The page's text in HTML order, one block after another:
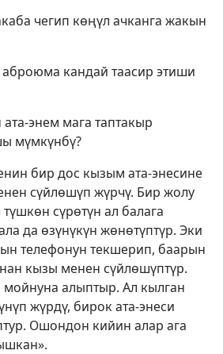
чегип көңүл ачканга жакын
кандай таасир этиши
энем мага таптакыр
мүмкүнбү?
бир дос кызым ата-энесине
сүйлөшүп жүрчү. Бир жолу
сүрөтүн ал балага
да өзүнүкүн жөнөтүптүр. Эки
телефонун текшерип, баарын
кызы менен сүйлөшүптүр.
алыптыр. Ал кылган
жүрдү, бирок ата-энеси
Ошондон кийин алар ага